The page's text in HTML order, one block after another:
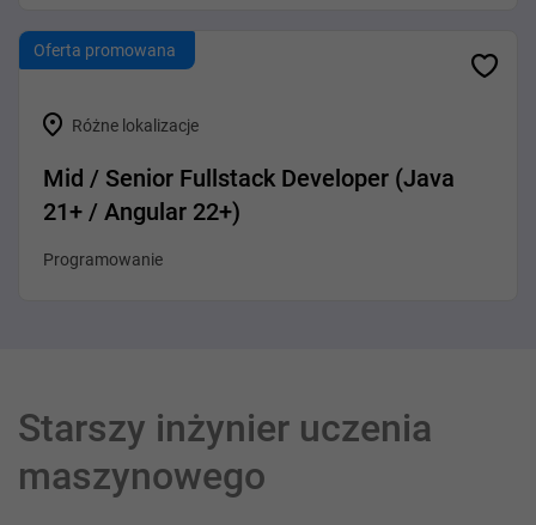
Oferta promowana
Różne lokalizacje
Mid / Senior Fullstack Developer (Java
21+ / Angular 22+)
Programowanie
Starszy inżynier uczenia
maszynowego